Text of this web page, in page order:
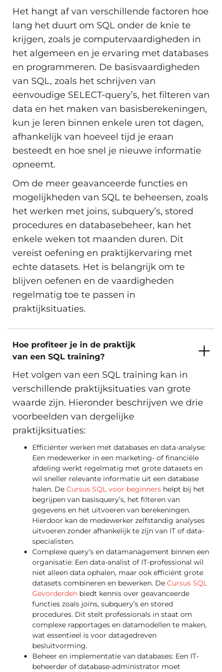
Het hangt af van verschillende factoren hoe
lang het duurt om SQL onder de knie te
krijgen, zoals je computervaardigheden in
het algemeen en je ervaring met databases
en programmeren. De basisvaardigheden
van SQL, zoals het schrijven van
eenvoudige SELECT-query’s, het filteren van
data en het maken van basisberekeningen,
kun je leren binnen enkele uren tot dagen,
afhankelijk van hoeveel tijd je eraan
besteedt en hoe snel je nieuwe informatie
opneemt.
Om de meer geavanceerde functies en
mogelijkheden van SQL te beheersen, zoals
het werken met joins, subquery’s, stored
procedures en databasebeheer, kan het
enkele weken tot maanden duren. Dit
vereist oefening en praktijkervaring met
echte datasets. Het is belangrijk om te
blijven oefenen en de vaardigheden
regelmatig toe te passen in
praktijksituaties.
Hoe profiteer je in de praktijk
van een SQL training?
Het volgen van een SQL training kan in
verschillende praktijksituaties van grote
waarde zijn. Hieronder beschrijven we drie
voorbeelden van dergelijke
praktijksituaties:
Efficiënter werken met databases en data-analyse:
Een medewerker in een marketing- of financiële
afdeling werkt regelmatig met grote datasets en
wil sneller relevante informatie uit een database
halen. De Cursus SQL voor beginners helpt bij het
begrijpen van basisquery’s, het filteren van
gegevens en het uitvoeren van berekeningen.
Hierdoor kan de medewerker zelfstandig analyses
uitvoeren zonder afhankelijk te zijn van IT of data-
specialisten.
Complexe query’s en datamanagement binnen een
organisatie: Een data-analist of IT-professional wil
niet alleen data ophalen, maar ook efficiënt grote
datasets combineren en bewerken. De Cursus SQL
Gevorderden biedt kennis over geavanceerde
functies zoals joins, subquery’s en stored
procedures. Dit stelt professionals in staat om
complexe rapportages en datamodellen te maken,
wat essentieel is voor datagedreven
besluitvorming.
Beheer en implementatie van databases: Een IT-
beheerder of database-administrator moet